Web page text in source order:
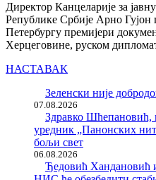
Директор Канцеларије за
Републике Србије Арно Гујон
Петербургу премијери
Херцеговине, руском
НАСТАВАК
Зеленски није
07.08.2026
Здравко Шћепановић,
уредник „Панонских
бољи свет
06.08.2026
Ђедовић Хандановић